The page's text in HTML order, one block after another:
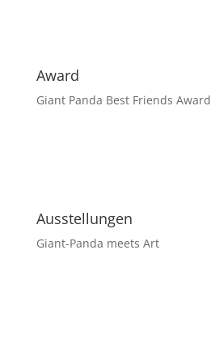
Award
Giant Panda Best Friends Award
Ausstellungen
Giant-Panda meets Art